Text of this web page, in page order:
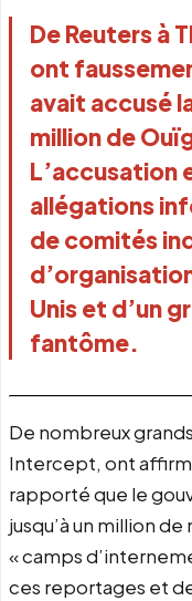
De Reuters à
ont
avait accusé
million de
L’accusation
allégations
de comités
Unis et d’un
fantôme.
De nombreux
Intercept, ont
rapporté que le
jusqu’à un million
« camps
ces reportages et